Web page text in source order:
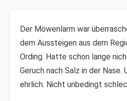
Der Möwenlärm war
dem Aussteigen aus dem
Ording. Hatte schon lange
Geruch nach Salz in der Nase.
ehrlich. Nicht unbedingt